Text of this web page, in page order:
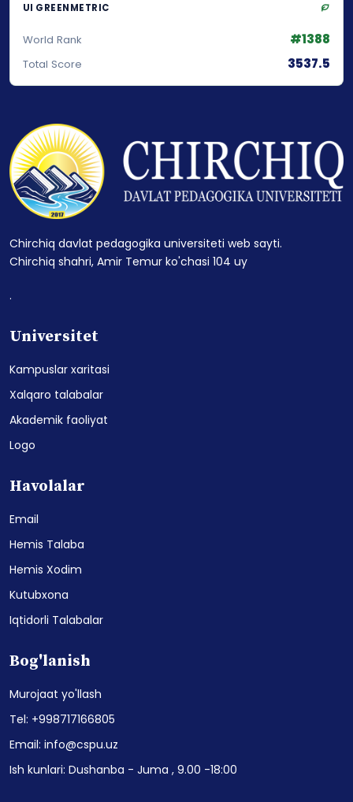
UI GREENMETRIC
World Rank #1388
Total Score 3537.5
Chirchiq davlat pedagogika universiteti web sayti.
Chirchiq shahri, Amir Temur ko'chasi 104 uy
.
Universitet
Kampuslar xaritasi
Xalqaro talabalar
Akademik faoliyat
Logo
Havolalar
Email
Hemis Talaba
Hemis Xodim
Kutubxona
Iqtidorli Talabalar
Bog'lanish
Murojaat yo'llash
Tel: +998717166805
Email: info@cspu.uz
Ish kunlari: Dushanba - Juma , 9.00 -18:00